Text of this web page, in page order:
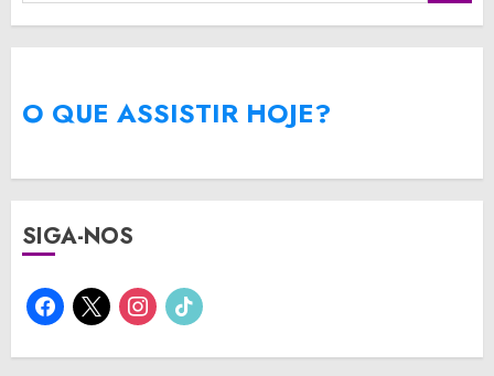
O QUE ASSISTIR HOJE?
SIGA-NOS
facebook
x instagram
tiktok